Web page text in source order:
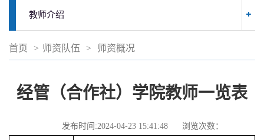
教师介绍
首页 > 师资队伍 > 师资概况
经管（合作社）学院教师一览表
发布时间:2024-04-23 15:41:48 浏览次数：